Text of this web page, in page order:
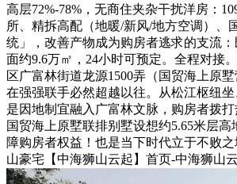
高层72%-78%，无商住夹杂干扰洋房：
所、精拆高配（地暖/新风/地方空调）、
统」，改善产物成为购房者逃求的支流
面约9.6万㎡，24小时可预定。全程对接
区广富林街道龙源1500弄（国贸海上原
在强强联手必然超越以往。从松江枢纽
是因地制宜融入广富林文脉，购房者拨
国贸海上原墅联排别墅设想约5.65米层
障购房者权益！也是当下时代立于不败
山豪宅【中海狮山云起】首页-中海狮山